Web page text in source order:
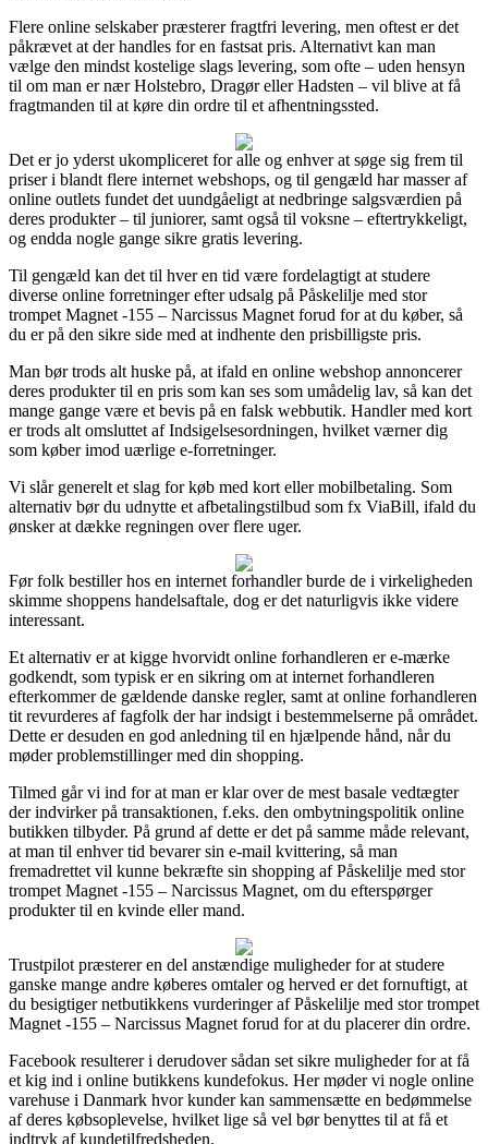
Flere online selskaber præsterer fragtfri levering, men oftest er det
påkrævet at der handles for en fastsat pris. Alternativt kan man
vælge den mindst kostelige slags levering, som ofte – uden hensyn
til om man er nær Holstebro, Dragør eller Hadsten – vil blive at få
fragtmanden til at køre din ordre til et afhentningssted.
Det er jo yderst ukompliceret for alle og enhver at søge sig frem til
priser i blandt flere internet webshops, og til gengæld har masser af
online outlets fundet det uundgåeligt at nedbringe salgsværdien på
deres produkter – til juniorer, samt også til voksne – eftertrykkeligt,
og endda nogle gange sikre gratis levering.
Til gengæld kan det til hver en tid være fordelagtigt at studere
diverse online forretninger efter udsalg på Påskelilje med stor
trompet Magnet -155 – Narcissus Magnet forud for at du køber, så
du er på den sikre side med at indhente den prisbilligste pris.
Man bør trods alt huske på, at ifald en online webshop annoncerer
deres produkter til en pris som kan ses som umådelig lav, så kan det
mange gange være et bevis på en falsk webbutik. Handler med kort
er trods alt omsluttet af Indsigelsesordningen, hvilket værner dig
som køber imod uærlige e-forretninger.
Vi slår generelt et slag for køb med kort eller mobilbetaling. Som
alternativ bør du udnytte et afbetalingstilbud som fx ViaBill, ifald du
ønsker at dække regningen over flere uger.
Før folk bestiller hos en internet forhandler burde de i virkeligheden
skimme shoppens handelsaftale, dog er det naturligvis ikke videre
interessant.
Et alternativ er at kigge hvorvidt online forhandleren er e-mærke
godkendt, som typisk er en sikring om at internet forhandleren
efterkommer de gældende danske regler, samt at online forhandleren
tit revurderes af fagfolk der har indsigt i bestemmelserne på området.
Dette er desuden en god anledning til en hjælpende hånd, når du
møder problemstillinger med din shopping.
Tilmed går vi ind for at man er klar over de mest basale vedtægter
der indvirker på transaktionen, f.eks. den ombytningspolitik online
butikken tilbyder. På grund af dette er det på samme måde relevant,
at man til enhver tid bevarer sin e-mail kvittering, så man
fremadrettet vil kunne bekræfte sin shopping af Påskelilje med stor
trompet Magnet -155 – Narcissus Magnet, om du efterspørger
produkter til en kvinde eller mand.
Trustpilot præsterer en del anstændige muligheder for at studere
ganske mange andre køberes omtaler og herved er det fornuftigt, at
du besigtiger netbutikkens vurderinger af Påskelilje med stor trompet
Magnet -155 – Narcissus Magnet forud for at du placerer din ordre.
Facebook resulterer i derudover sådan set sikre muligheder for at få
et kig ind i online butikkens kundefokus. Her møder vi nogle online
varehuse i Danmark hvor kunder kan sammensætte en bedømmelse
af deres købsoplevelse, hvilket lige så vel bør benyttes til at få et
indtryk af kundetilfredsheden.